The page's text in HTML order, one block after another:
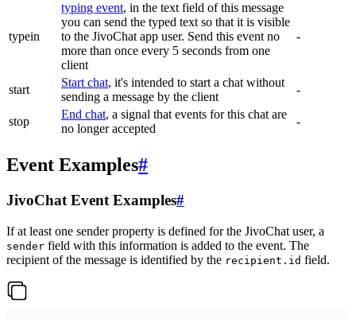
typein
typing event, in the text field of this message
you can send the typed text so that it is visible
to the JivoChat app user. Send this event no
more than once every 5 seconds from one
client
-
start
Start chat, it's intended to start a chat without
sending a message by the client
-
stop
End chat, a signal that events for this chat are
no longer accepted
-
Event Examples#
JivoChat Event Examples#
If at least one sender property is defined for the JivoChat user, a
sender field with this information is added to the event. The
recipient of the message is identified by the recipient.id field.